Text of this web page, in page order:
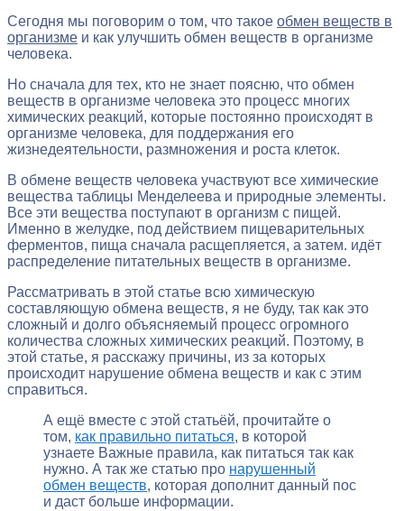
Сегодня мы поговорим о том, что такое обмен веществ в
организме и как улучшить обмен веществ в организме
человека.
Но сначала для тех, кто не знает поясню, что обмен
веществ в организме человека это процесс многих
химических реакций, которые постоянно происходят в
организме человека, для поддержания его
жизнедеятельности, размножения и роста клеток.
В обмене веществ человека участвуют все химические
вещества таблицы Менделеева и природные элементы.
Все эти вещества поступают в организм с пищей.
Именно в желудке, под действием пищеварительных
ферментов, пища сначала расщепляется, а затем. идёт
распределение питательных веществ в организме.
Рассматривать в этой статье всю химическую
составляющую обмена веществ, я не буду, так как это
сложный и долго объясняемый процесс огромного
количества сложных химических реакций. Поэтому, в
этой статье, я расскажу причины, из за которых
происходит нарушение обмена веществ и как с этим
справиться.
А ещё вместе с этой статьёй, прочитайте о
том, как правильно питаться, в которой
узнаете Важные правила, как питаться так как
нужно. А так же статью про нарушенный
обмен веществ, которая дополнит данный пос
и даст больше информации.